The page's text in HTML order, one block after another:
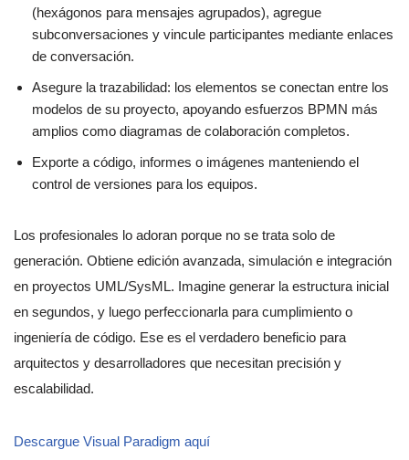
(hexágonos para mensajes agrupados), agregue
subconversaciones y vincule participantes mediante enlaces
de conversación.
Asegure la trazabilidad: los elementos se conectan entre los
modelos de su proyecto, apoyando esfuerzos BPMN más
amplios como diagramas de colaboración completos.
Exporte a código, informes o imágenes manteniendo el
control de versiones para los equipos.
Los profesionales lo adoran porque no se trata solo de
generación. Obtiene edición avanzada, simulación e integración
en proyectos UML/SysML. Imagine generar la estructura inicial
en segundos, y luego perfeccionarla para cumplimiento o
ingeniería de código. Ese es el verdadero beneficio para
arquitectos y desarrolladores que necesitan precisión y
escalabilidad.
Descargue Visual Paradigm aquí